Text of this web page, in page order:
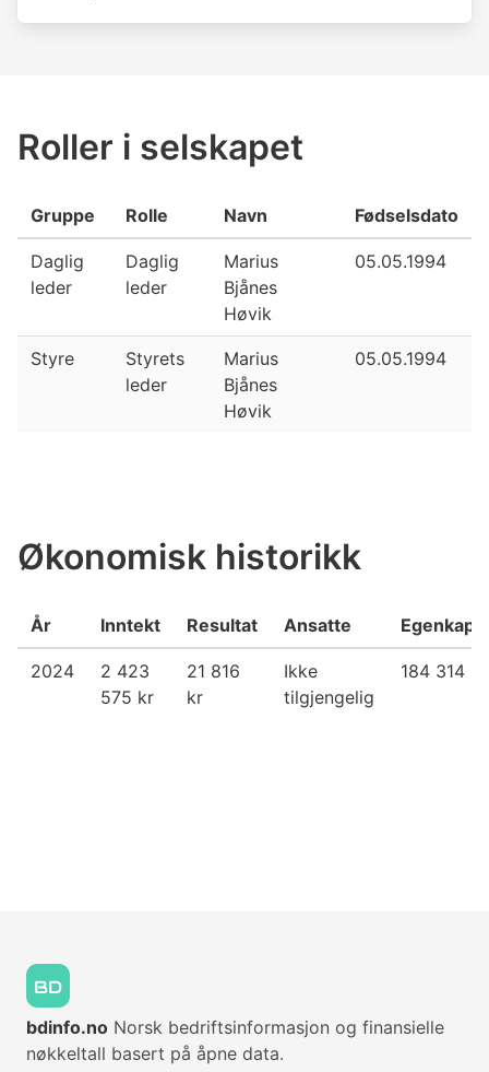
Roller i selskapet
Gruppe Rolle Navn Fødselsdato
Daglig
leder
Daglig
leder
Marius
Bjånes
Høvik
05.05.1994
Styre
Styrets
leder
Marius
Bjånes
Høvik
05.05.1994
Økonomisk historikk
År Inntekt Resultat Ansatte
2024
2 423
575 kr
21 816
kr
Ikke
tilgjengelig
184 314 kr
bdinfo.no Norsk bedriftsinformasjon og finansielle
nøkkeltall basert på åpne data.